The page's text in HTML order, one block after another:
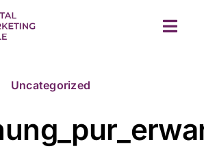
Uncategorized